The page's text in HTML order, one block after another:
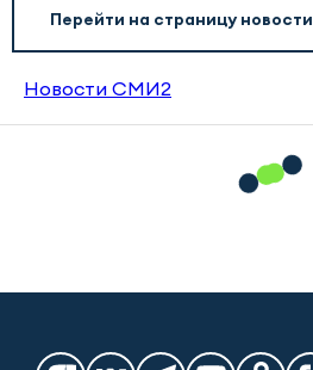
Перейти на страницу новости
Новости СМИ2